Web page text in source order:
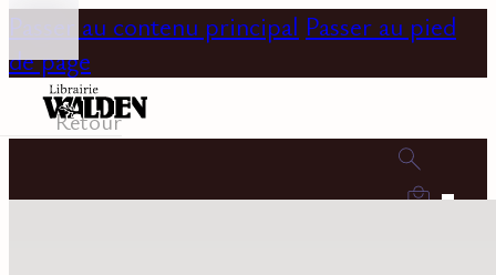
Passer au contenu principal Passer au pied
de page
0
Retour